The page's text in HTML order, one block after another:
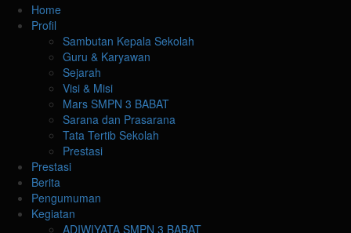
Primary
Menu
Home
Profil
Sambutan Kepala Sekolah
Guru & Karyawan
Sejarah
Visi & Misi
Mars SMPN 3 BABAT
Sarana dan Prasarana
Tata Tertib Sekolah
Prestasi
Prestasi
Berita
Pengumuman
Kegiatan
ADIWIYATA SMPN 3 BABAT